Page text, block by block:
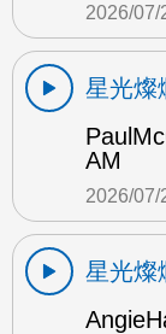
2026/07/
星光燦
AM
2026/07/
星光燦